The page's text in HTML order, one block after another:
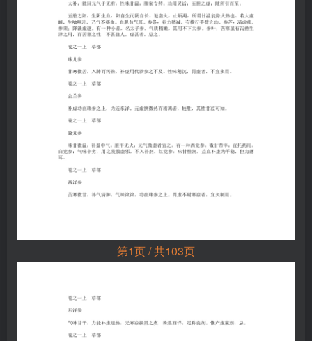
第1页 / 共103页